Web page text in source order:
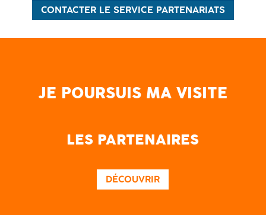
CONTACTER LE SERVICE PARTENARIATS
JE POURSUIS MA VISITE
LES PARTENAIRES
DÉCOUVRIR